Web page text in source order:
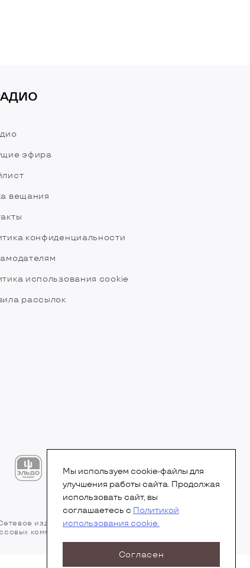
эфира
вещания
конфиденциальности
использования cookie
рассылок
издание». Свидетельство Эл № ФС77-
коммуникаций (Роскомнадзор).
Мы используем cookie-файлы для
улучшения работы сайта. Продолжая
использовать сайт, вы
соглашаетесь с Политикой
использования cookie.
Согласен